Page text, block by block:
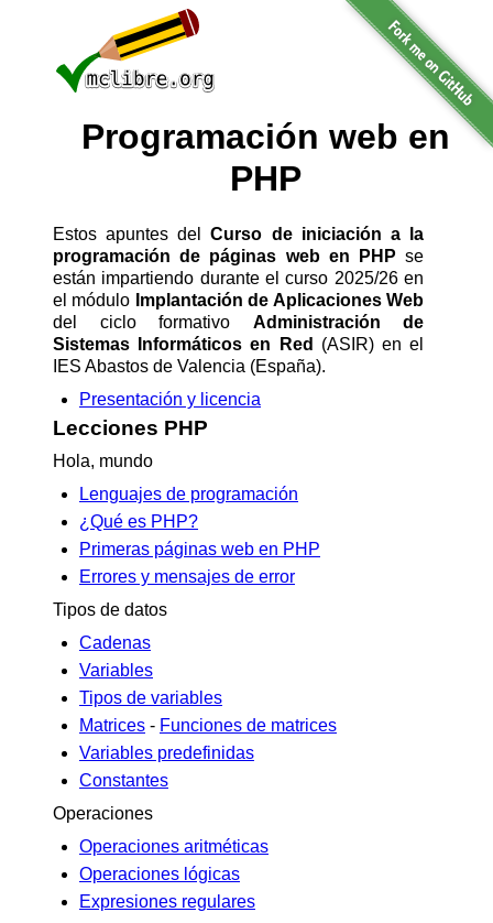
Programación web en
PHP
Estos apuntes delCurso de iniciación a la
programación de páginas web en PHP se
están impartiendo durante el curso 2025/26 en
el módulo Implantación de Aplicaciones Web
del ciclo formativo Administración de
Sistemas Informáticos en Red
(ASIR) en el
IES Abastos de Valencia (España).
Presentación y licencia
Lecciones PHP
Hola, mundo
Lenguajes de programación
¿Qué es PHP?
Primeras páginas web en PHP
Errores y mensajes de error
Tipos de datos
Cadenas
Variables
Tipos de variables
Matrices - Funciones de matrices
Variables predefinidas
Constantes
Operaciones
Operaciones aritméticas
Operaciones lógicas
Expresiones regulares